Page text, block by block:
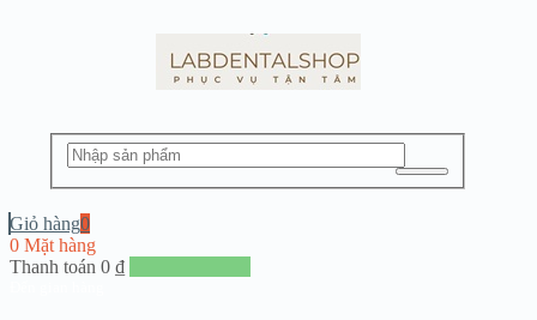
Giỏ hàng0
0 Mặt hàng
Thanh toán 0 ₫